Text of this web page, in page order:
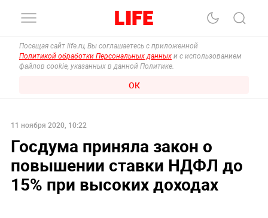
Посещая сайт life.ru, Вы соглашаетесь с приложенной
Политикой обработки Персональных данных и с использованием
файлов cookie, указанных в данной Политике.
ОК
11 ноября 2020, 10:22
Госдума приняла закон о
повышении ставки НДФЛ до
15% при высоких доходах